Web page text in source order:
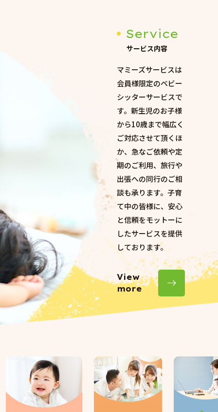
Service
サービス内容
マミーズサービスは
会員様限定のベビー
シッターサービスで
す。新生児のお子様
から10歳まで幅広く
ご対応させて頂くほ
か、急なご依頼や定
期のご利用、旅行や
出張への同行のご相
談も承ります。子育
て中の皆様に、安心
と信頼をモットーに
したサービスを提供
しております。
View
more